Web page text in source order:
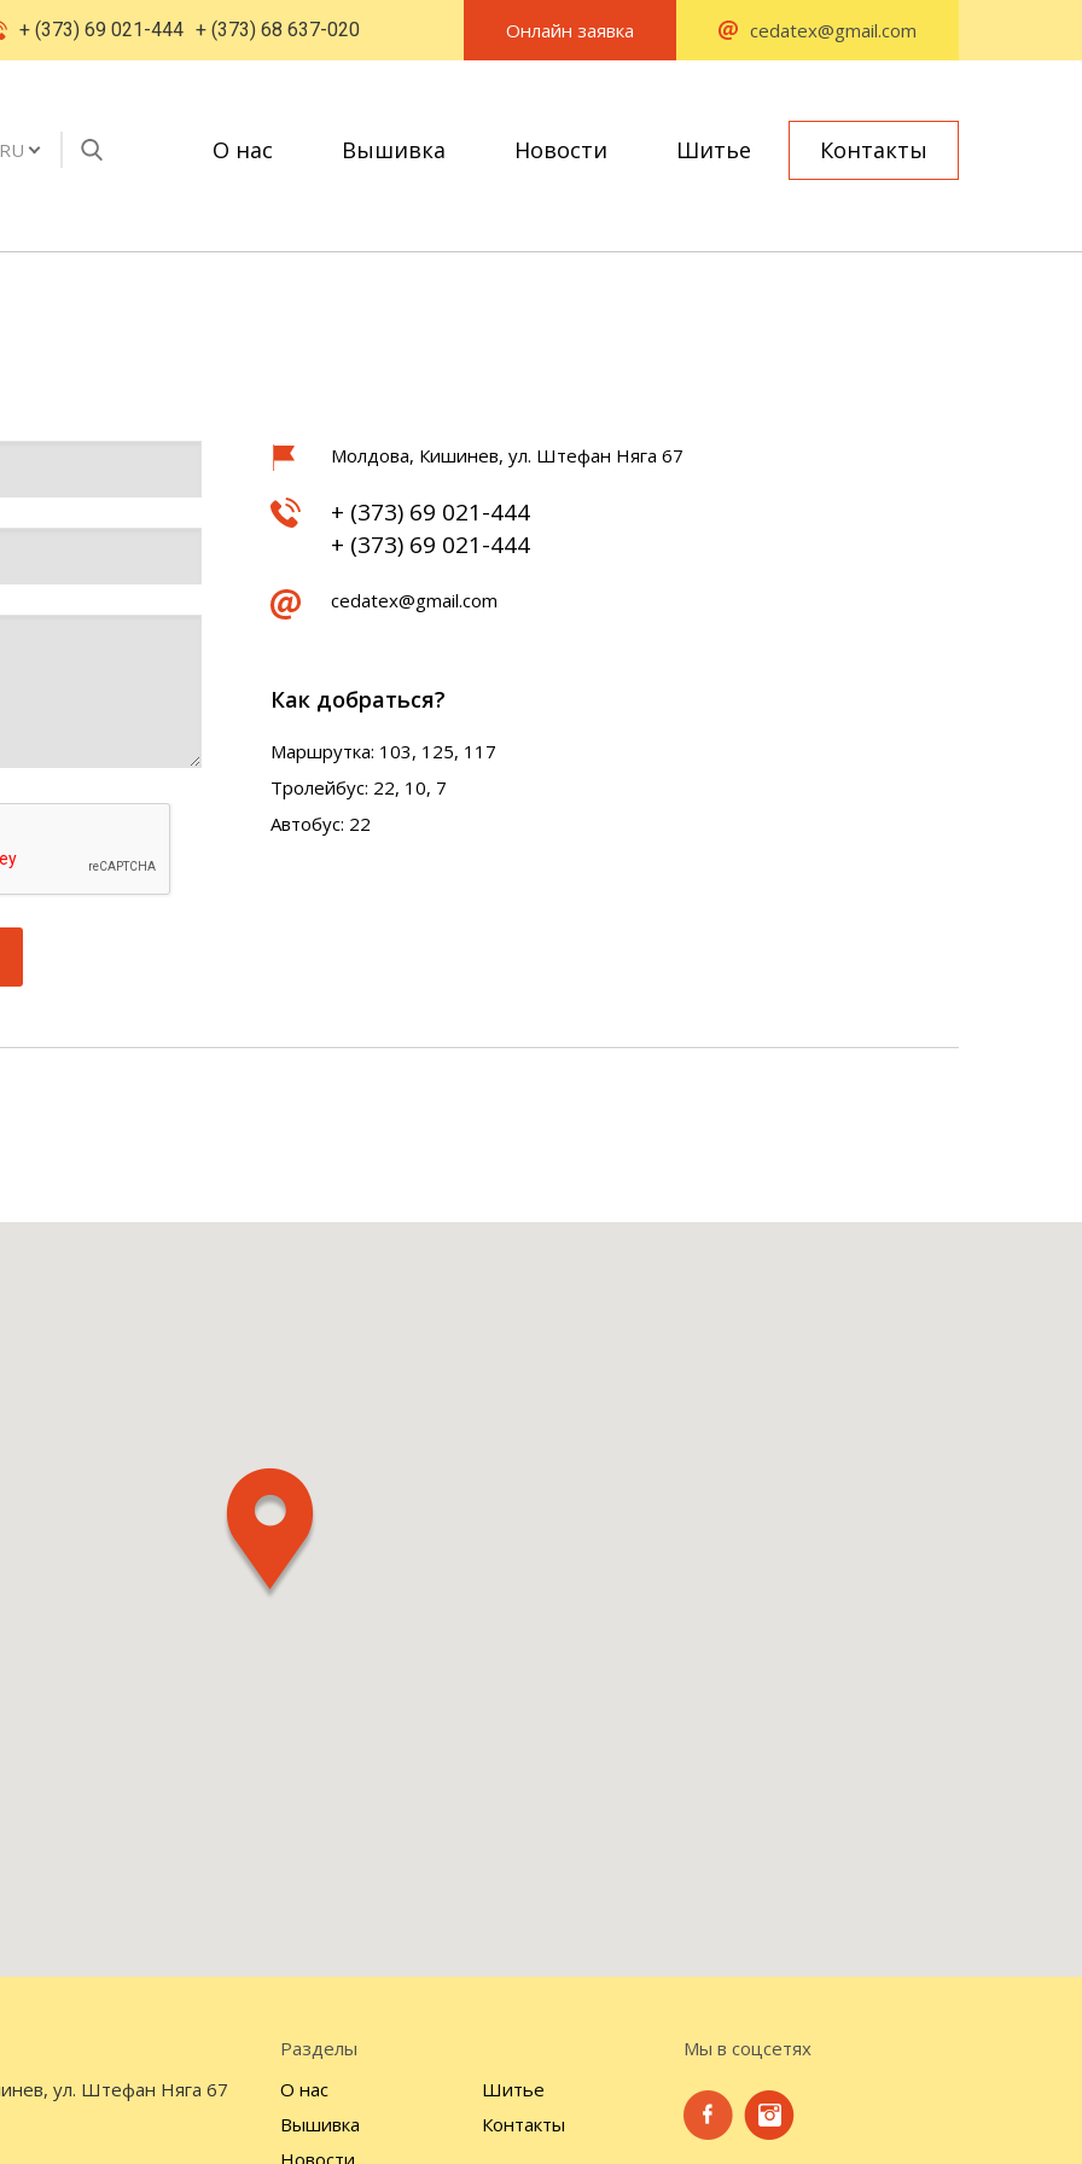
+ (373) 69 021-444 + (373) 68 637-020 Онлайн заявка cedatex@gmail.com
RU О нас Вышивка Новости Шитье Контакты
Молдова, Кишинев, ул. Штефан Няга 67
+ (373) 69 021-444
+ (373) 69 021-444
cedatex@gmail.com
Как добраться?
Маршрутка: 103, 125, 117
Тролейбус: 22, 10, 7
Автобус: 22
ул. Штефан Няга 67
Разделы
О нас
Вышивка
Новости
Шитье
Контакты
Мы в соцсетях